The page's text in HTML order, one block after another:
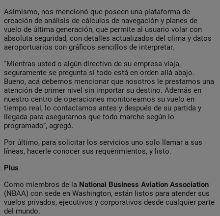
Asimismo, nos mencionó que poseen una plataforma de
creación de análisis de cálculos de navegación y planes de
vuelo de última generación, que permite al usuario volar con
absoluta seguridad, con detalles actualizados del clima y datos
aeroportuarios con gráficos sencillos de interpretar.
“Mientras usted o algún directivo de su empresa viaja,
seguramente se pregunta si todo está en orden allá abajo.
Bueno, acá debemos mencionar que nosotros le prestamos una
atención de primer nivel sin importar su destino. Además en
nuestro centro de operaciones monitoreamos su vuelo en
tiempo real, lo contactamos antes y después de su partida y
llegada para asegurarnos que todo marche según lo
programado”, agregó.
Por último, para solicitar los servicios uno solo llamar a sus
líneas, hacerle conocer sus requerimientos, y listo.
Plus
Como miembros de la National Business Aviation Association
(NBAA) con sede en Washington, están listos para atender sus
vuelos privados, ejecutivos y corporativos desde cualquier parte
del mundo.